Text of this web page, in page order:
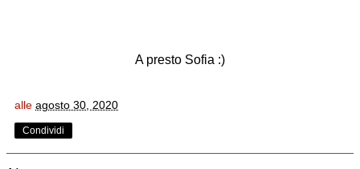
A presto Sofia :)
alle agosto 30, 2020
Condividi